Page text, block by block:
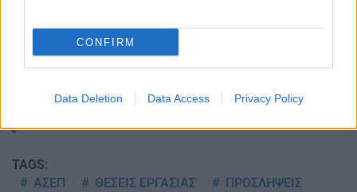
CONFIRM
Data Deletion Data Access Privacy Policy
TAGS:
ΑΣΕΠ
ΘΕΣΕΙΣ ΕΡΓΑΣΙΑΣ
ΠΡΟΣΛΗΨΕΙΣ